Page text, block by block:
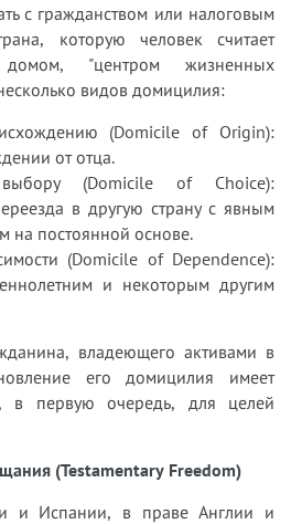
с гражданством или налоговым
которую человек считает
"центром жизненных
видов домицилия:
(Domicile of Origin):
от отца.
(Domicile of Choice):
в другую страну с явным
на постоянной основе.
(Domicile of Dependence):
и некоторым другим
владеющего активами в
его домицилия имеет
в первую очередь, для целей
(Testamentary Freedom)
и Испании, в праве Англии и